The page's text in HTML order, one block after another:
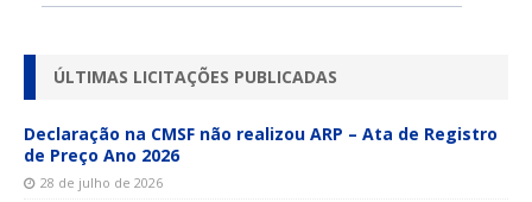
ÚLTIMAS LICITAÇÕES PUBLICADAS
Declaração na CMSF não realizou ARP – Ata de Registro
de Preço Ano 2026
28 de julho de 2026